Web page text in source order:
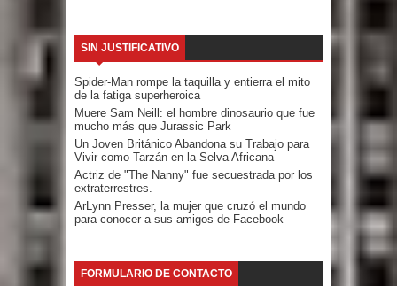
SIN JUSTIFICATIVO
Spider-Man rompe la taquilla y entierra el mito
de la fatiga superheroica
Muere Sam Neill: el hombre dinosaurio que fue
mucho más que Jurassic Park
Un Joven Británico Abandona su Trabajo para
Vivir como Tarzán en la Selva Africana
Actriz de "The Nanny" fue secuestrada por los
extraterrestres.
ArLynn Presser, la mujer que cruzó el mundo
para conocer a sus amigos de Facebook
FORMULARIO DE CONTACTO